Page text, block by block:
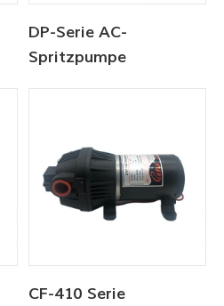
DP-Serie AC-
Spritzpumpe
CF-410 Serie